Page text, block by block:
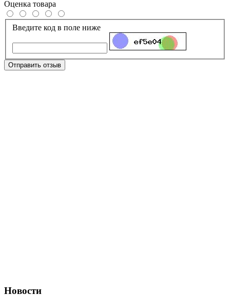
Оценка товара
Введите код в поле ниже
Отправить отзыв
Новости